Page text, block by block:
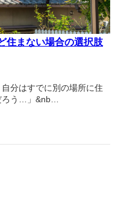
住まない場合の選択肢
分はすでに別の場所に住
ろう…」&nb…